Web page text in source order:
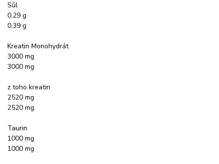
Sůl
0,29 g
0,39 g
Kreatin Monohydrát
3000 mg
3000 mg
z toho kreatin
2520 mg
2520 mg
Taurin
1000 mg
1000 mg